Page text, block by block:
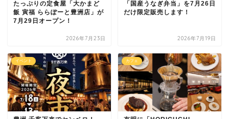
たっぷりの定食屋「大かまど
飯 寅福 ららぽーと豊洲店」が
7月29日オープン！
2026年7月23日
「国産うなぎ弁当」を7月26日
だけ限定販売します！
2026年7月19日
イベント カフェ